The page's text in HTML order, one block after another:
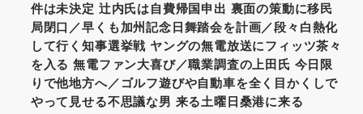
件は未決定 辻内氏は自費帰国申出 裏面の策動に移民
局閉口／早くも加州記念日舞踏会を計画／段々白熱化
して行く知事選挙戦 ヤングの無電放送にフィッツ茶々
を入る 無電ファン大喜び／職業調査の上田氏 今日限
りで他地方へ／ゴルフ遊びや自動車を全く目かくしで
やって見せる不思議な男 来る土曜日桑港に来る